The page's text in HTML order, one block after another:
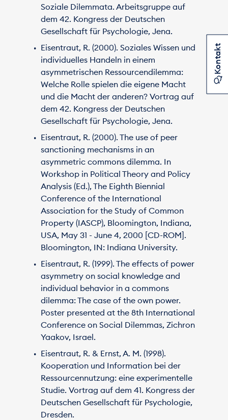
Soziale Dilemmata. Arbeitsgruppe auf
dem 42. Kongress der Deutschen
Gesellschaft für Psychologie, Jena.
Eisentraut, R. (2000). Soziales Wissen und
individuelles Handeln in einem
asymmetrischen Ressourcendilemma:
Welche Rolle spielen die eigene Macht
und die Macht der anderen? Vortrag auf
dem 42. Kongress der Deutschen
Gesellschaft für Psychologie, Jena.
Eisentraut, R. (2000). The use of peer
sanctioning mechanisms in an
asymmetric commons dilemma. In
Workshop in Political Theory and Policy
Analysis (Ed.), The Eighth Biennial
Conference of the International
Association for the Study of Common
Property (IASCP), Bloomington, Indiana,
USA, May 31 - June 4, 2000 [CD-ROM].
Bloomington, IN: Indiana University.
Eisentraut, R. (1999). The effects of power
asymmetry on social knowledge and
individual behavior in a commons
dilemma: The case of the own power.
Poster presented at the 8th International
Conference on Social Dilemmas, Zichron
Yaakov, Israel.
Eisentraut, R. & Ernst, A. M. (1998).
Kooperation und Information bei der
Ressourcennutzung: eine experimentelle
Studie. Vortrag auf dem 41. Kongress der
Deutschen Gesellschaft für Psychologie,
Dresden.
Kontakt